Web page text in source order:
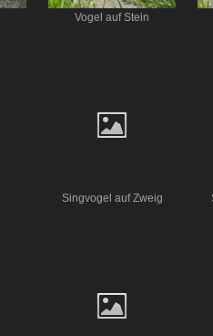
Vogel auf Stein
Singvogel auf Zweig